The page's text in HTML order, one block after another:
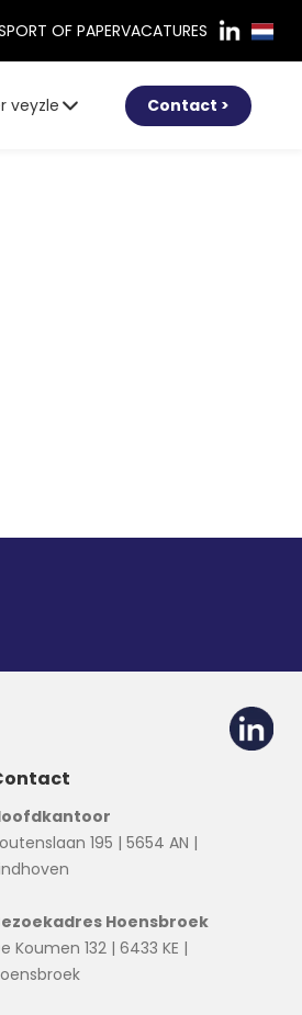
PORT OF PAPERVACATURES
veyzle Contact >
195 | 5654 AN |
Hoensbroek
Koumen 132 | 6433 KE |